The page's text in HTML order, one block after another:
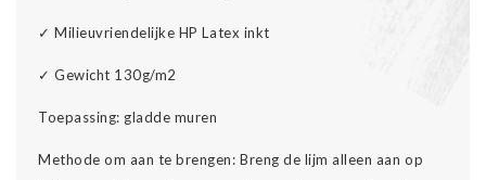
✓ Milieuvriendelijke HP Latex inkt
✓ Gewicht 130g/m2
Toepassing: gladde muren
Methode om aan te brengen: Breng de lijm alleen aan op